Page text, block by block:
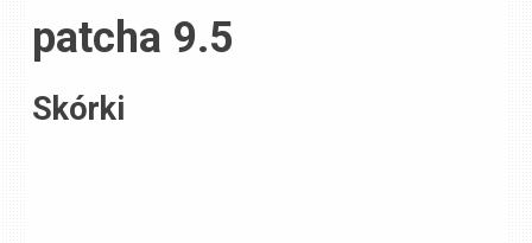
patcha 9.5
Skórki